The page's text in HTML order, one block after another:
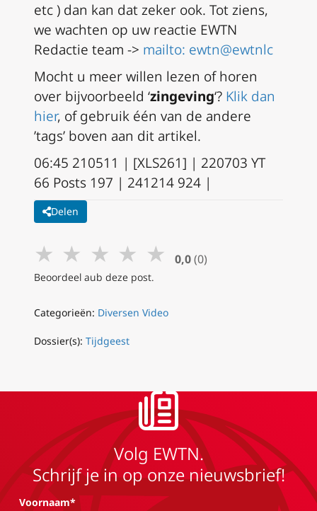
etc ) dan kan dat zeker ook. Tot ziens,
we wachten op uw reactie EWTN
Redactie team -> mailto: ewtn@ewtnlc
Mocht u meer willen lezen of horen
over bijvoorbeeld ‘zingeving‘? Klik dan
hier, of gebruik één van de andere
’tags’ boven aan dit artikel.
06:45 210511 | [XLS261] | 220703 YT
66 Posts 197 | 241214 924 |
Delen
★ ★ ★ ★ ★ 0,0 (0)
Beoordeel aub deze post.
Categorieën: Diversen Video
Dossier(s): Tijdgeest
Volg EWTN.
Schrijf je in op onze nieuwsbrief!
Voornaam*